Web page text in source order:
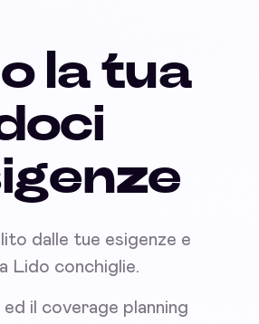
la tua
dalle tue esigenze e
Lido conchiglie.
il coverage planning